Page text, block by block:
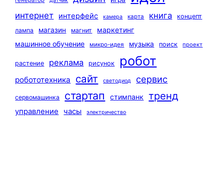
интернет интерфейс камера карта книга
концепт
лампа
магазин магнит
маркетинг
машинное обучение
микро-идея музыка поиск проект
растение реклама рисунок робот
робототехника сайт светодиод сервис
сервомашинка стартап стимпанк тренд
управление часы электричество